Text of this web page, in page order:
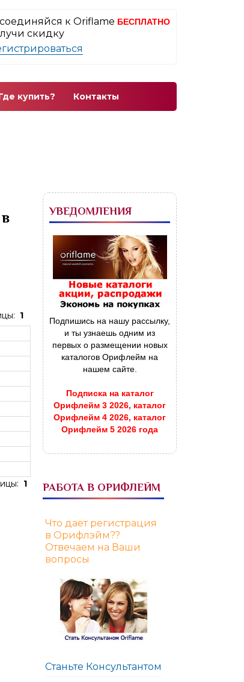
к Oriflame БЕСПЛАТНО
скидку
купить? Контакты
1
1
УВЕДОМЛЕНИЯ
Подпишись на нашу рассылку,
и ты узнаешь одним из
первых о размещении новых
каталогов Орифлейм на
нашем сайте.
Подписка на каталог
Орифлейм 3 2026, каталог
Орифлейм 4 2026, каталог
Орифлейм 5 2026 года
РАБОТА В ОРИФЛЕЙМ
Что дает регистрация
в Орифлэйм??
Отвечаем на Ваши
вопросы
Станьте Консультантом